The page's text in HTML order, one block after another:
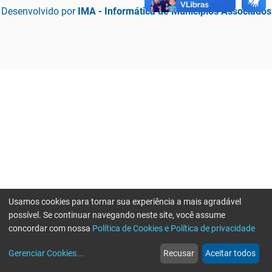
Desenvolvido por IMA - Informática de Municípios Associados
web
Notícias
more_horiz
Mais
Usamos cookies para tornar sua experiência a mais agradável
possível. Se continuar navegando neste site, você assume
concordar com nossa Política de Cookies e Política de privacidade
Gerenciar Cookies... Recusar Aceitar todos
Erro ao enviar informações, por favor tente novamente